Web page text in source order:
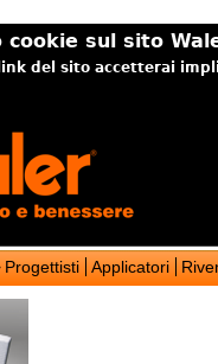
cookie sul sito
del sito accetterai
Progettisti Applicatori